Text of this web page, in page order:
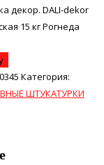
декор. DALI-dekor
15 кг Рогнеда
Категория:
ШТУКАТУРКИ